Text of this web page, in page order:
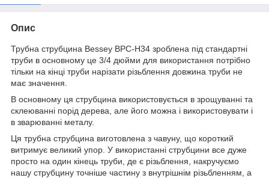
Опис
Трубна струбцина Bessey BPC-H34 зроблена під стандартні
труби в основному це 3/4 дюйми для використання потрібно
тільки на кінці труби нарізати різьблення довжина труби не
має значення.
В основному ця струбцина використовується в зрощуванні та
склеюванні порід дерева, але його можна і використовувати і
в зварюванні металу.
Ця трубна струбцина виготовлена з чавуну, що короткий
витримує великий упор. У використанні струбцини все дуже
просто на один кінець труби, де є різьблення, накручуємо
нашу струбцину точніше частину з внутрішнім різьбленням, а